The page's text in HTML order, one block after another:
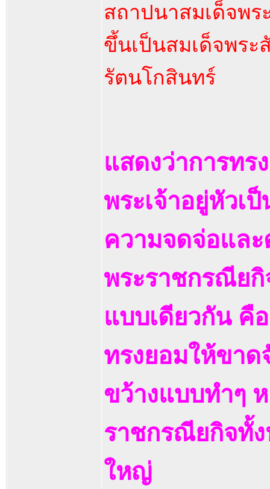
สถาปนาสมเด็จพ
ขึ้นเป็นสมเด็จพระ
รัตนโกสินทร์
แสดงว่าการทร
พระเจ้าอยู่หัวเ
ความจดจ่อและ
พระราชกรณีย
แบบเดียวกัน คื
ทรงยอมให้ขาด
ขว้างแบบทำๆ
ราชกรณียกิจทั้ง
ใหญ่